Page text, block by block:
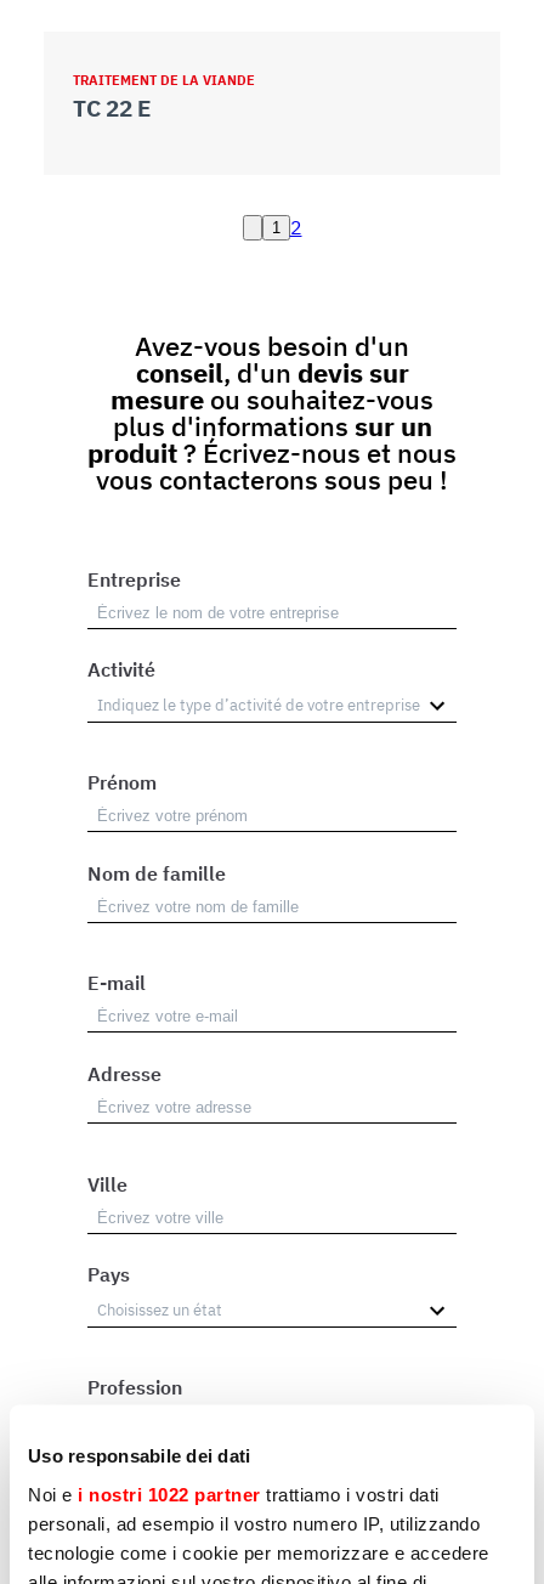
Uso responsabile dei dati
Noi e i nostri 1022 partner trattiamo i vostri dati
personali, ad esempio il vostro numero IP, utilizzando
tecnologie come i cookie per memorizzare e accedere
TRAITEMENT DE LA VIANDE
TC 22 E
1 2
Avez-vous besoin d'un
conseil, d'un devis sur
mesure ou souhaitez-vous
plus d'informations sur un
produit? Écrivez-nous et nous
vous contacterons sous peu !
Entreprise
Activité
Prénom
Nom de famille
E-mail
Adresse
Ville
Pays
Profession
Autre